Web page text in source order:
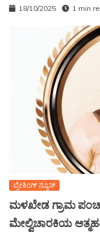
18/10/2025 1 min
ಬ್ರೇಕಿಂಗ್ ನ್ಯೂಸ್
ಮಳಖೇಡ ಗ್ರಾಮ
ಮೇಲ್ವಿಚಾರಕಿಯ